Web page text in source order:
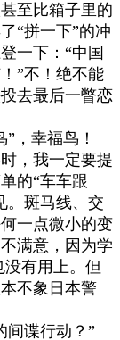
至比箱子里的
“拼一下”的冲
一下： “中国
”不！绝不能
去最后一瞥恋
” ，幸福鸟！
，我一定要提
的“车车跟
。斑马线、交
一点微小的变
满意，因为学
有用上。但
不象日本警
谍行动？ ”